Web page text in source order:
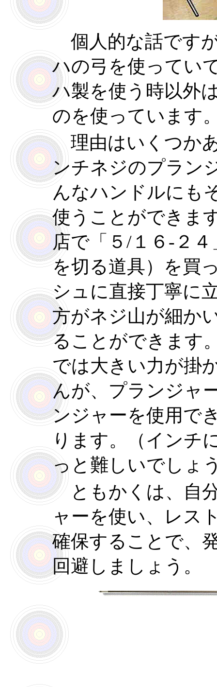
個人的な話です
ハの弓を使ってい
ハ製を使う時以外
のを使っています
理由はいくつか
ンチネジのプラン
んなハンドルにも
使うことができま
店で「５/１６-２
を切る道具）を買
シュに直接丁寧に
方がネジ山が細か
ることができます
では大きい力が掛
んが、プランジャ
ンジャーを使用で
ります。（インチ
っと難しいでしょ
ともかくは、自
ャーを使い、レス
確保することで、
回避しましょう。